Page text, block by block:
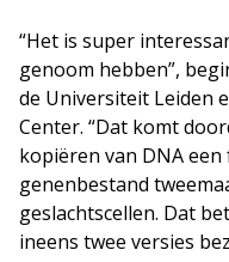
“Het is super
genoom hebben”,
de Universiteit Leiden
Center. “Dat komt
kopiëren van DNA
genenbestand
geslachtscellen. Dat
ineens twee versies